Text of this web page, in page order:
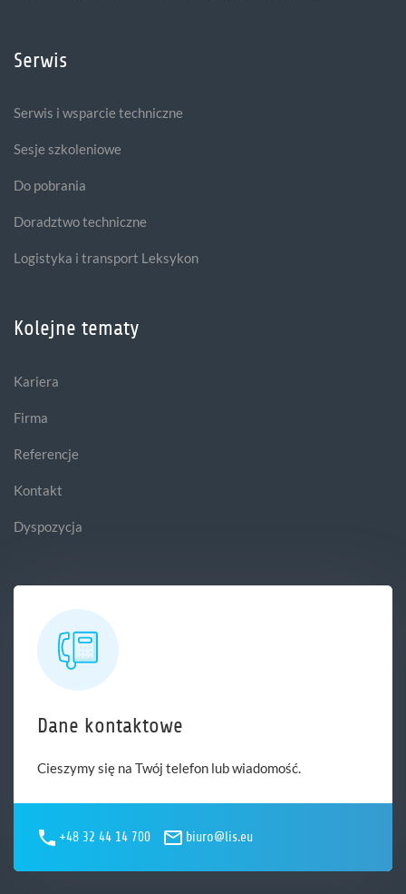
Serwis
Serwis i wsparcie techniczne
Sesje szkoleniowe
Do pobrania
Doradztwo techniczne
Logistyka i transport Leksykon
Kolejne tematy
Kariera
Firma
Referencje
Kontakt
Dyspozycja
Dane kontaktowe
Cieszymy się na Twój telefon lub wiadomość.
+48 32 44 14 700 biuro@lis.eu